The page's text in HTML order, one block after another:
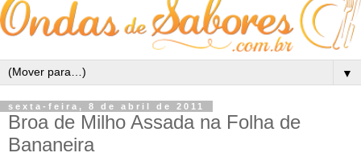
▼
sexta-feira, 8 de abril de 2011
Broa de Milho Assada na Folha de
Bananeira